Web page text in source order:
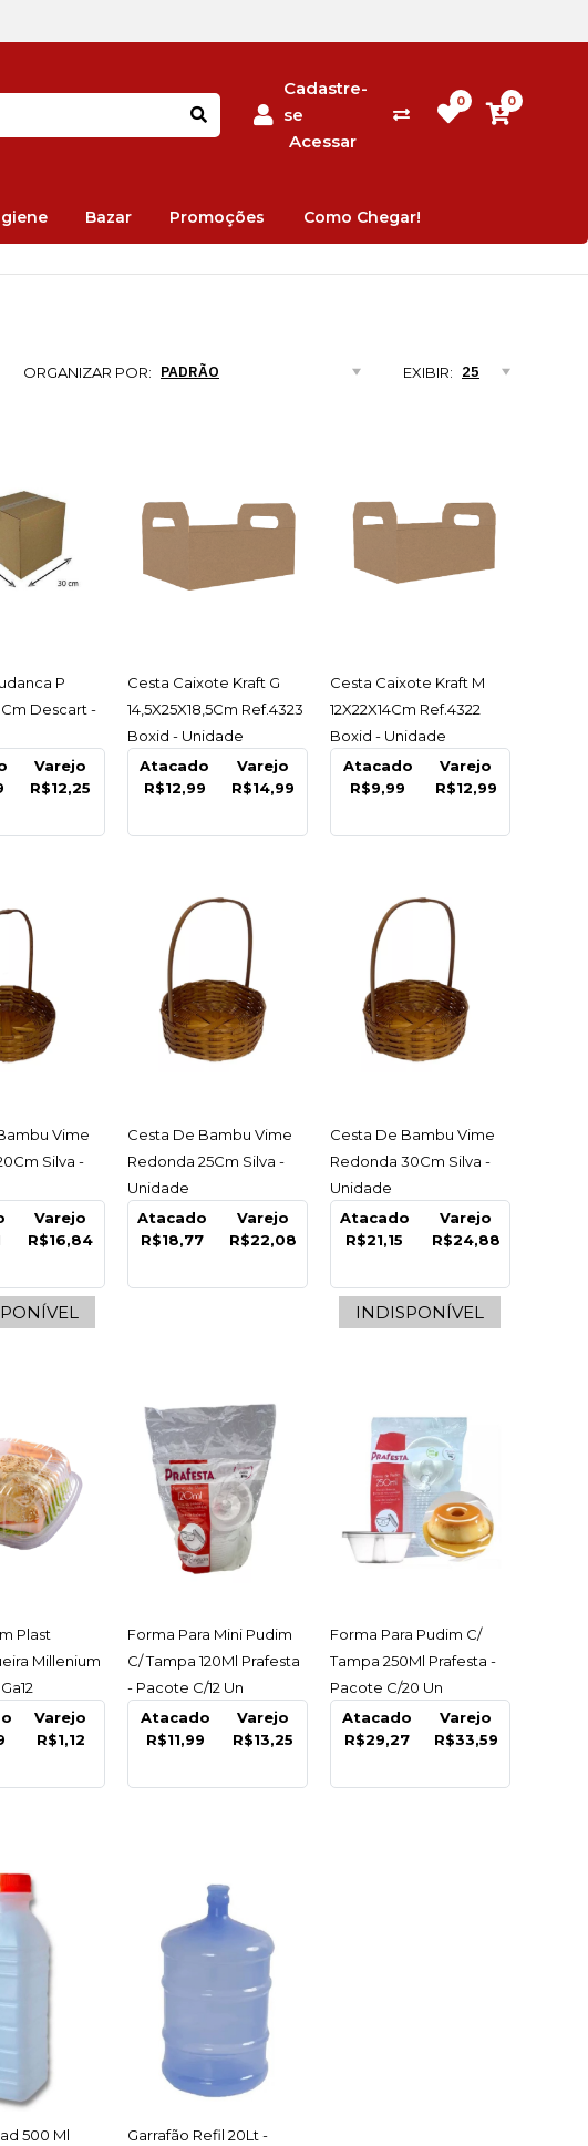
Cadastre-
se
Acessar
0 0
Bazar Promoções Como Chegar!
ORGANIZAR POR: EXIBIR:
P/ Mudanca G
COMPRAR
P/ Mudanca M
Descart -
COMPARAR LISTA DE DESEJO
P/ Mudanca P
COMPRAR
LISTA DE DESEJO
P
Descart -
Varejo
R$12,25
ACESSAR
Cesta Caixote Kraft G
14,5X25X18,5Cm Ref.4323
Boxid - Unidade
Atacado
R$12,99
Varejo
R$14,99
ACESSAR
Cesta Caixote Kraft M
12X22X14Cm Ref.4322
Boxid - Unidade
Atacado
R$9,99
Varejo
R$12,99
Vime
Silva -
Varejo
R$16,84
ACESSAR
Cesta De Bambu Vime
Redonda 25Cm Silva -
Unidade
Atacado
R$18,77
Varejo
R$22,08
ACESSAR
Cesta De Bambu Vime
Redonda 30Cm Silva -
Unidade
Atacado
R$21,15
Varejo
R$24,88
INDISPONÍVEL
Plast
Millenium
- Unidade
Varejo
R$1,12
ACESSAR
Forma Para Mini Pudim
C/ Tampa 120Ml Prafesta
- Pacote C/12 Un
Atacado
R$11,99
Varejo
R$13,25
ACESSAR
Forma Para Pudim C/
Tampa 250Ml Prafesta -
Pacote C/20 Un
Atacado
R$29,27
Varejo
R$33,59
500 Ml
ACESSAR
Garrafão Refil 20Lt -